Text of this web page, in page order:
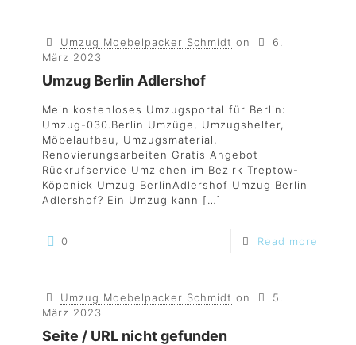
Umzug Moebelpacker Schmidt on
6.
März 2023
Umzug Berlin Adlershof
Mein kostenloses Umzugsportal für Berlin:
Umzug-030.Berlin Umzüge, Umzugshelfer,
Möbelaufbau, Umzugsmaterial,
Renovierungsarbeiten Gratis Angebot
Rückrufservice Umziehen im Bezirk Treptow-
Köpenick Umzug BerlinAdlershof Umzug Berlin
Adlershof? Ein Umzug kann […]
0 Read more
Umzug Moebelpacker Schmidt on
5.
März 2023
Seite / URL nicht gefunden